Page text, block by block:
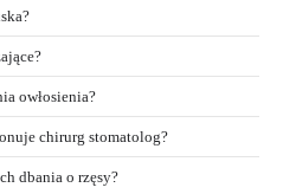
owłosienia?
chirurg stomatolog?
dbania o rzęsy?